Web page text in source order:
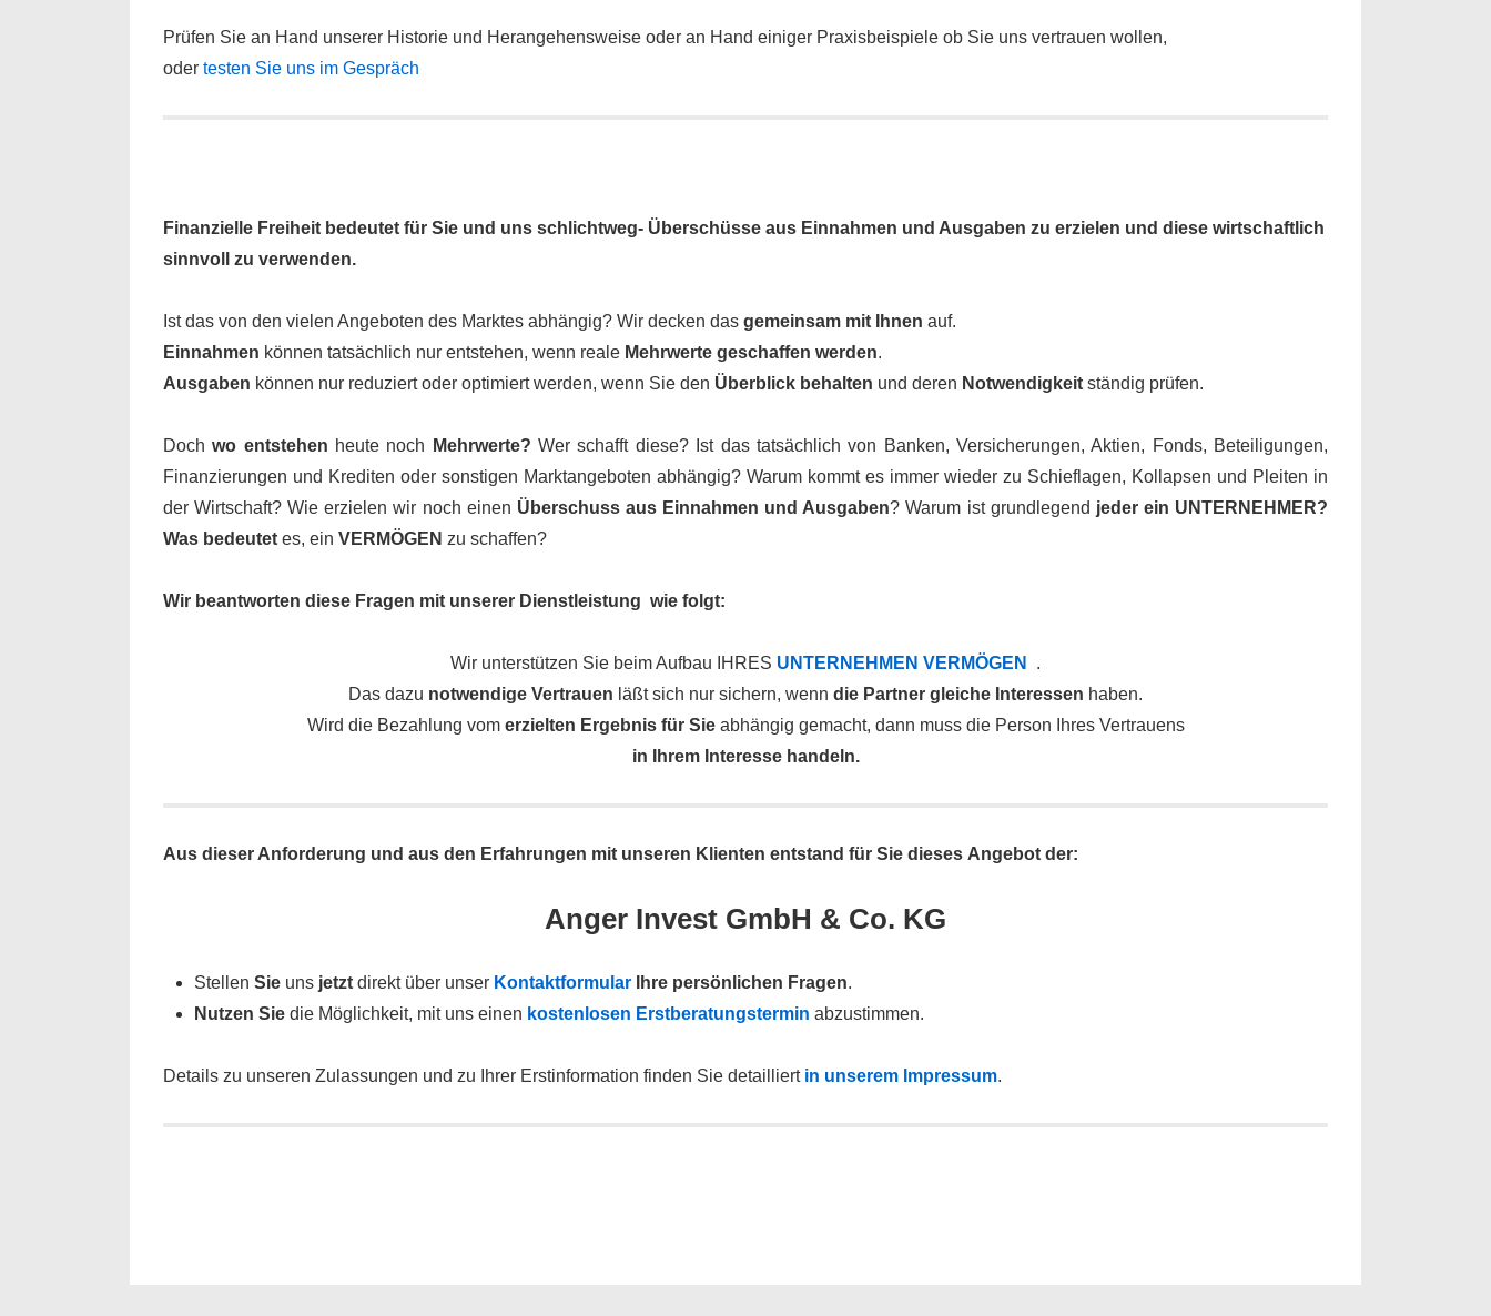
Prüfen Sie an Hand unserer Historie und Herangehensweise oder an Hand einiger Praxisbeispiele ob Sie uns vertrauen wollen,
oder testen Sie uns im Gespräch
Finanzielle Freiheit bedeutet für Sie und uns schlichtweg- Überschüsse aus Einnahmen und Ausgaben zu erzielen und diese wirtschaftlich
sinnvoll zu verwenden.
Ist das von den vielen Angeboten des Marktes abhängig? Wir decken das gemeinsam mit Ihnen auf.
Einnahmen können tatsächlich nur entstehen, wenn reale Mehrwerte geschaffen werden.
Ausgaben können nur reduziert oder optimiert werden, wenn Sie den Überblick behalten und deren Notwendigkeit ständig prüfen.
Dochwo entstehen heute noch Mehrwerte? Wer schafft diese? Ist das tatsächlich von Banken, Versicherungen, Aktien, Fonds, Beteiligungen,
Finanzierungen und Krediten oder sonstigen Marktangeboten abhängig? Warum kommt es immer wieder zu Schieflagen, Kollapsen und Pleiten in
der Wirtschaft? Wie erzielen wir noch einen Überschuss aus Einnahmen und Ausgaben? Warum ist grundlegend jeder ein UNTERNEHMER?
Was bedeutet es, ein VERMÖGEN zu schaffen?
Wir beantworten diese Fragen mit unserer Dienstleistung wie folgt:
Wir unterstützen Sie beim Aufbau IHRES UNTERNEHMEN VERMÖGEN
.
Das dazu notwendige Vertrauen läßt sich nur sichern, wenn die Partner gleiche Interessen haben.
Wird die Bezahlung vom erzielten Ergebnis für Sieabhängig gemacht, dann muss die Person Ihres Vertrauens
in Ihrem Interesse handeln.
Aus dieser Anforderung und aus den Erfahrungen mit unseren Klienten entstand für Sie dieses Angebot der:
Anger Invest GmbH & Co. KG
Stellen Sie uns jetzt direkt über unser Kontaktformular Ihre persönlichen Fragen.
Nutzen Sie die Möglichkeit, mit uns einen kostenlosen Erstberatungstermin abzustimmen.
Details zu unseren Zulassungen und zu Ihrer Erstinformation finden Sie detailliert in unserem Impressum.